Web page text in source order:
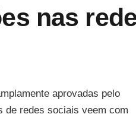
nas
aprovadas pelo
de redes sociais veem com